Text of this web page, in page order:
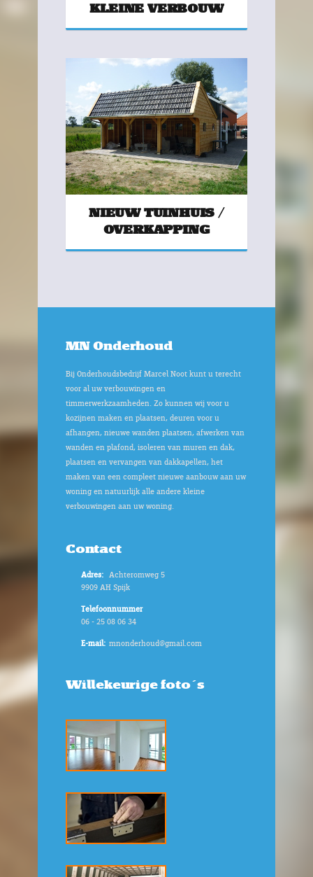
KLEINE VERBOUW
NIEUW TUINHUIS /
OVERKAPPING
MN Onderhoud
Bij Onderhoudsbedrijf Marcel Noot kunt u terecht
voor al uw verbouwingen en
timmerwerkzaamheden. Zo kunnen wij voor u
kozijnen maken en plaatsen, deuren voor u
afhangen, nieuwe wanden plaatsen, afwerken van
wanden en plafond, isoleren van muren en dak,
plaatsen en vervangen van dakkapellen, het
maken van een compleet nieuwe aanbouw aan uw
woning en natuurlijk alle andere kleine
verbouwingen aan uw woning.
Contact
Adres: Achteromweg 5
9909 AH Spijk
Telefoonnummer
06 - 25 08 06 34
E-mail: mnonderhoud@gmail.com
Willekeurige foto's